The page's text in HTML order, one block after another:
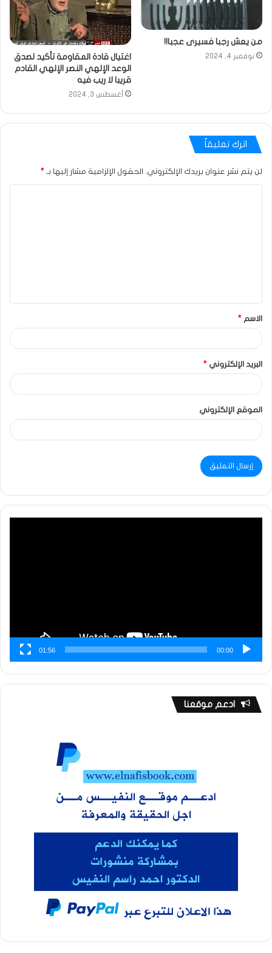
من يعش رجبا فسيرى عجبا!!
نوفمبر 4, 2024
اغتيال قادة المقاومة تأكيد لصدق
الوعد الإلهي النصر الإلهي القادم
قريبا لا ريب فيه
أغسطس 3, 2024
اترك تعليقاً
لن يتم نشر عنوان بريدك الإلكتروني. الحقول الإلزامية مشار إليها بـ *
الاسم *
البريد الإلكتروني *
الموقع الإلكتروني
00:00
01:56
ادعم موقعنا